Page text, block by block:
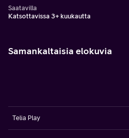
Saatavilla
Katsottavissa 3+ kuukautta
Samankaltaisia elokuvia
Telia Play